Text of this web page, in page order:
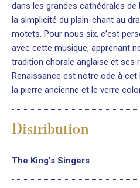
dans les grandes cathédrales de
la simplicité du plain-chant au
motets. Pour nous six, c’est
avec cette musique, apprenant
tradition chorale anglaise et ses
Renaissance est notre ode à
la pierre ancienne et le verre
Distribution
The King’s Singers